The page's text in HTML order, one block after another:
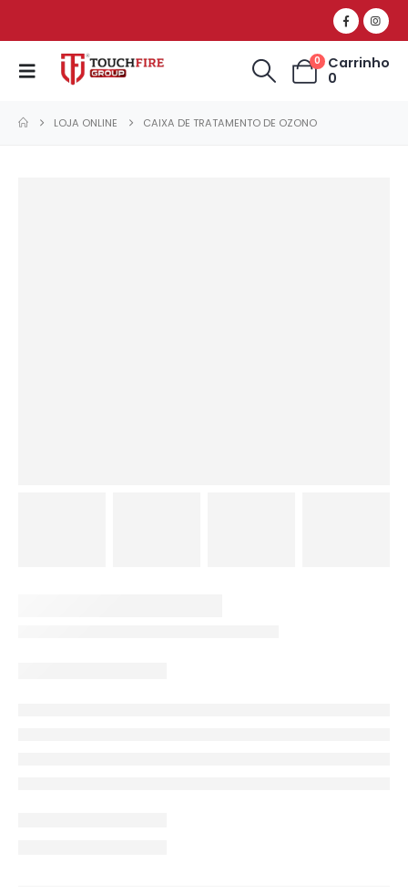
0
Carrinho
0
LOJA ONLINE CAIXA DE TRATAMENTO DE OZONO